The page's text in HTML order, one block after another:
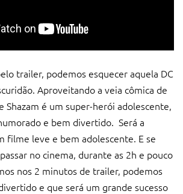
trailer, podemos esquecer aquela DC
Aproveitando a veia cômica de
Shazam é um super-herói adolescente,
e bem divertido. Será a
filme leve e bem adolescente. E se
no cinema, durante as 2h e pouco
nos 2 minutos de trailer, podemos
e que será um grande sucesso